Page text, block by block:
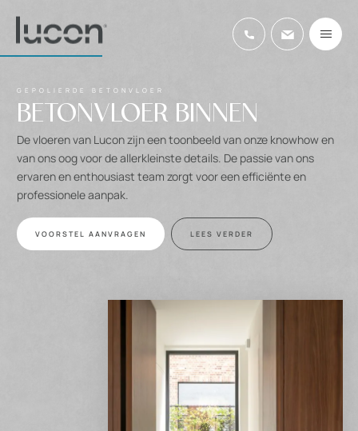
GEPOLIERDE BETONVLOER
BETONVLOER BINNEN
De vloeren van Lucon zijn een toonbeeld van onze knowhow en
van ons oog voor de allerkleinste details. De passie van ons
ervaren en enthousiast team zorgt voor een efficiënte en
professionele aanpak.
VOORSTEL AANVRAGEN LEES VERDER